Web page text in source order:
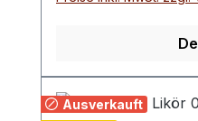
Dezente Süße.
Ausverkauft